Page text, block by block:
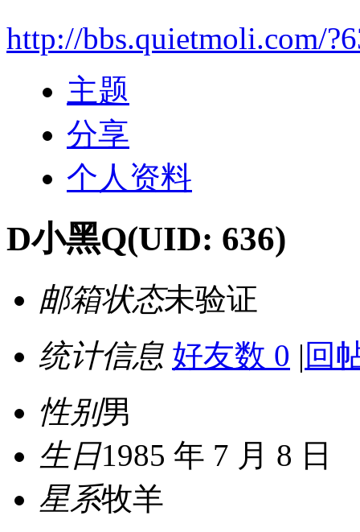
http://bbs.quietmoli.com/
主题
分享
个人资料
D小黑Q(UID: 636)
邮箱状态未验证
统计信息 好友数 0 | 回
性别男
生日1985 年 7 月 8 日
星系牧羊